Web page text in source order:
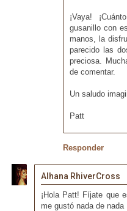
¡Vaya!
gusanillo con
manos, la
parecido las
preciosa.
de comentar.
Un saludo
Patt
Responder
Alhana RhiverCross
¡Hola Patt! Fíjate que
me gustó nada de nada